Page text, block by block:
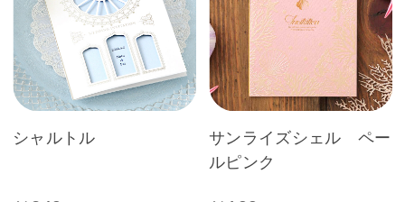
シャルトル
サンライズシェル ペー
ルピンク